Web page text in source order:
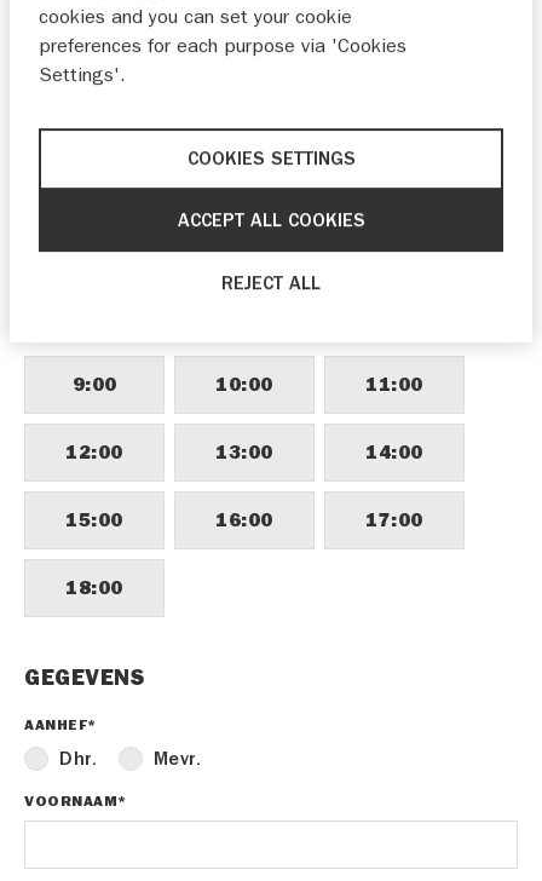
17 18 19 20 21
24 25 26 27 28 29
9:00 10:00 11:00
12:00 13:00 14:00
15:00 16:00 17:00
18:00
GEGEVENS
AANHEF*
Dhr. Mevr.
VOORNAAM*
cookies and you can set your cookie
preferences for each purpose via 'Cookies
Settings'.
COOKIES SETTINGS
REJECT ALL
ACCEPT ALL COOKIES